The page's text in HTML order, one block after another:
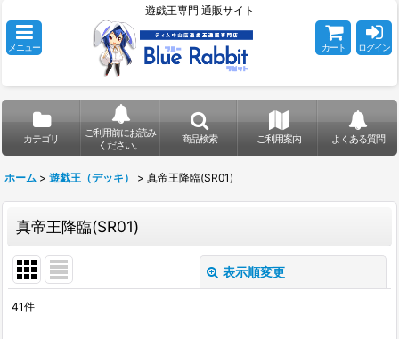
遊戯王専門 通販サイト
メニュー カート ログイン
カテゴリ
ご利用前にお読み
ください。
商品検索 ご利用案内 よくある質問
ホーム > 遊戯王（デッキ） > 真帝王降臨(SR01)
真帝王降臨(SR01)
表示順変更
41件